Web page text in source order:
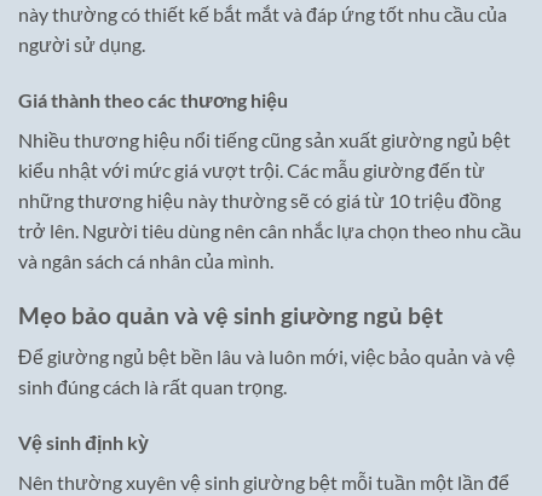
này thường có thiết kế bắt mắt và đáp ứng tốt nhu cầu của
người sử dụng.
Giá thành theo các thương hiệu
Nhiều thương hiệu nổi tiếng cũng sản xuất giường ngủ bệt
kiểu nhật với mức giá vượt trội. Các mẫu giường đến từ
những thương hiệu này thường sẽ có giá từ 10 triệu đồng
trở lên. Người tiêu dùng nên cân nhắc lựa chọn theo nhu cầu
và ngân sách cá nhân của mình.
Mẹo bảo quản và vệ sinh giường ngủ bệt
Để giường ngủ bệt bền lâu và luôn mới, việc bảo quản và vệ
sinh đúng cách là rất quan trọng.
Vệ sinh định kỳ
Nên thường xuyên vệ sinh giường bệt mỗi tuần một lần để